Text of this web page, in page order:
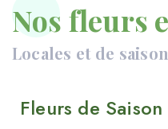
Nos fleurs
Locales et de saison
Fleurs de Saison